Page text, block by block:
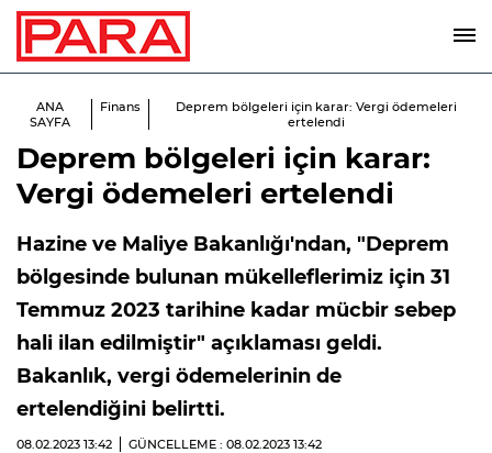
ANA
SAYFA
Finans
Deprem bölgeleri için karar: Vergi ödemeleri
ertelendi
Deprem bölgeleri için karar:
Vergi ödemeleri ertelendi
Hazine ve Maliye Bakanlığı'ndan, "Deprem
bölgesinde bulunan mükelleflerimiz için 31
Temmuz 2023 tarihine kadar mücbir sebep
hali ilan edilmiştir" açıklaması geldi.
Bakanlık, vergi ödemelerinin de
ertelendiğini belirtti.
08.02.2023 13:42 GÜNCELLEME : 08.02.2023 13:42